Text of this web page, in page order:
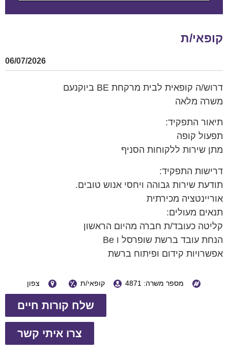
קופאי/ת
06/07/2026
דרוש/ה קופאית לבית מרקחת BE ביוקנעם
משרה מלאה
תיאור התפקיד:
תפעול קופה
מתן שירות ללקוחות הסניף
דרישות התפקיד:
תודעת שירות גבוהה ויחסי אנוש טובים.
אוריינטציה מכירתית
תנאים מעולים:
קליטה כעובד/ת חברה מהיום הראשון
הנחת עובד ברשת שופרסל ו Be
אפשרויות קידום ופיתוח ברשת
מספר משרה: 4871 קופאי/ת צפון
שלח קורות חיים
צרו איתי קשר